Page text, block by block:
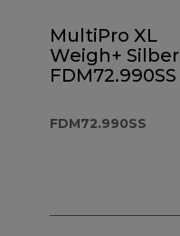
MultiPro XL
Weigh+ Silber
FDM72.990SS
FDM72.990SS